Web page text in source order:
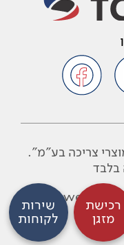
צריכה בע"מ".
בלבד
website
רכישת
מזגן
שירות
לקוחות